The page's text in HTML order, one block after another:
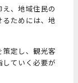
、地域住民の
ためには、地
定し、観光客
していく必要が